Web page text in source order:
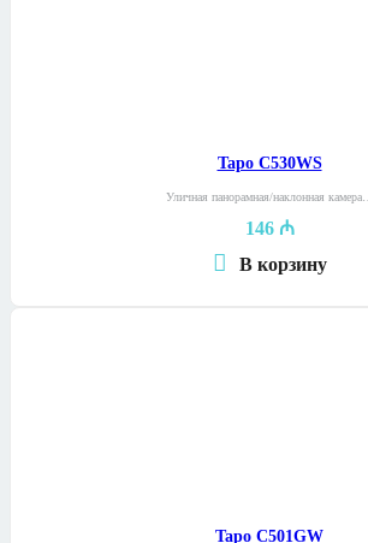
Tapo C530WS
Уличная панорамная/наклонная камера…
146 ₼
В корзину
Tapo C501GW